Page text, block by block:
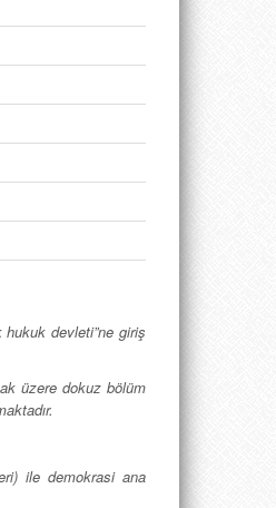
devleti”ne giriş
üzere dokuz bölüm
ile demokrasi ana